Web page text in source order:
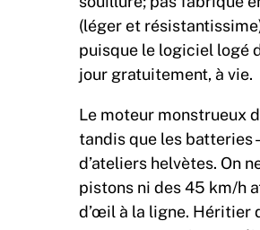
(léger et
puisque le logiciel logé
jour gratuitement, à vie.
Le moteur monstrueux
tandis que les batteries
d’ateliers helvètes. On
pistons ni des 45 km/h
d’œil à la ligne. Héritier